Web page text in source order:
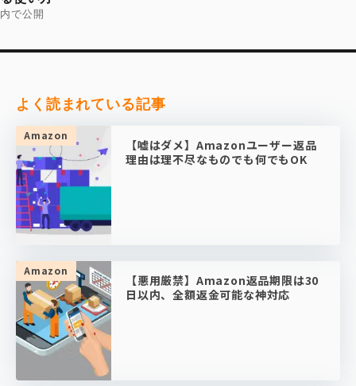
ゲ
ー
ョ
内で公開
よく読まれている記事
Amazon
【嘘はダメ】Amazonユーザー返品
理由は理不尽なものでも何でもOK
Amazon
【悪用厳禁】Amazon返品期限は30
日以内、全額返金可能な神対応